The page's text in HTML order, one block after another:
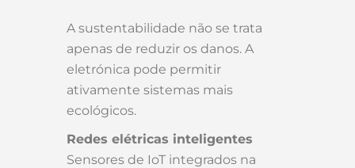
A sustentabilidade não se trata
apenas de reduzir os danos. A
eletrónica pode permitir
ativamente sistemas mais
ecológicos.
Redes elétricas inteligentes
Sensores de IoT integrados na